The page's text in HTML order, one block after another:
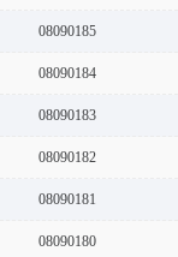
08090185
08090184
08090183
08090182
08090181
08090180